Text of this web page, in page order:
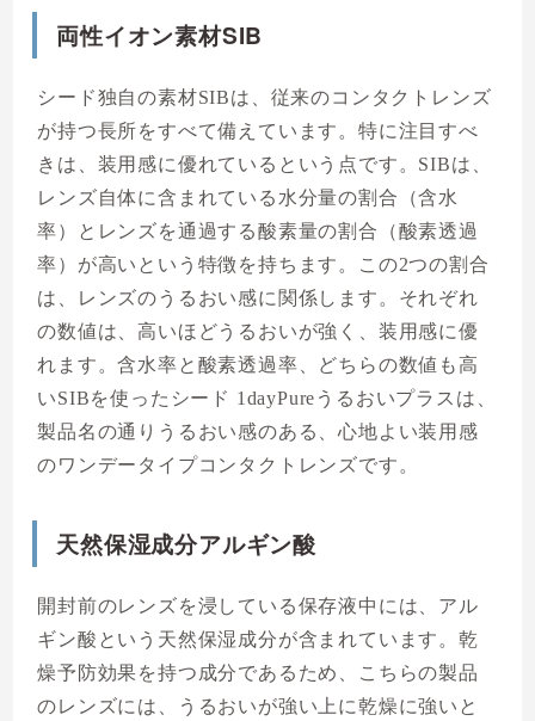
両性イオン素材SIB
シード独自の素材SIBは、従来のコンタクトレンズ
が持つ長所をすべて備えています。特に注目すべ
きは、装用感に優れているという点です。SIBは、
レンズ自体に含まれている水分量の割合（含水
率）とレンズを通過する酸素量の割合（酸素透過
率）が高いという特徴を持ちます。この2つの割合
は、レンズのうるおい感に関係します。それぞれ
の数値は、高いほどうるおいが強く、装用感に優
れます。含水率と酸素透過率、どちらの数値も高
いSIBを使ったシード 1dayPureうるおいプラスは、
製品名の通りうるおい感のある、心地よい装用感
のワンデータイプコンタクトレンズです。
天然保湿成分アルギン酸
開封前のレンズを浸している保存液中には、アル
ギン酸という天然保湿成分が含まれています。乾
燥予防効果を持つ成分であるため、こちらの製品
のレンズには、うるおいが強い上に乾燥に強いと